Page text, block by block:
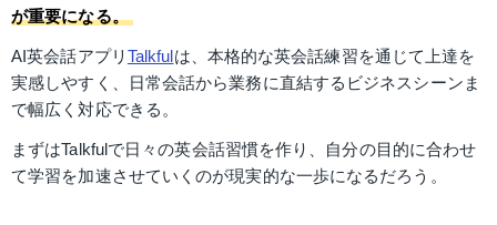
が重要になる。
AI英会話アプリ Talkfulは、本格的な英会話練習を通じて上達を
実感しやすく、日常会話から業務に直結するビジネスシーンま
で幅広く対応できる。
まずはTalkfulで日々の英会話習慣を作り、自分の目的に合わせ
て学習を加速させていくのが現実的な一歩になるだろう。